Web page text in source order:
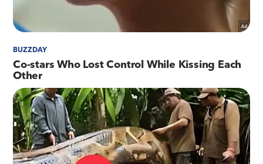
poderão substituir sinais sonoros
A Nova Linha Vermelha vai beneficiar mais de
140 mil pessoas que passam pela rodovia todos
os dias. Após a conclusão do recapeamento,
entra a fase de iluminação e instalação de 37
câmeras de monitoramento, além de sinalização